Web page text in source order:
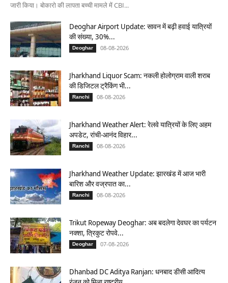
जारी किया। बोकारो की लापता बच्ची मामले में CBI...
Deoghar Airport Update: सावन में बढ़ी हवाई यात्रियों
की संख्या, 30%...
Deoghar 08-08-2026
Jharkhand Liquor Scam: नकली होलोग्राम वाली शराब
की डिजिटल ट्रैकिंग भी...
Ranchi 08-08-2026
Jharkhand Weather Alert: रेलवे यात्रियों के लिए अहम
अपडेट, रांची-आनंद विहार...
Ranchi 08-08-2026
Jharkhand Weather Update: झारखंड में आज भारी
बारिश और वज्रपात का...
Ranchi 08-08-2026
Trikut Ropeway Deoghar: अब बदलेगा देवघर का पर्यटन
नक्शा, त्रिकुट रोपवे...
Deoghar 07-08-2026
Dhanbad DC Aditya Ranjan: धनबाद डीसी आदित्य